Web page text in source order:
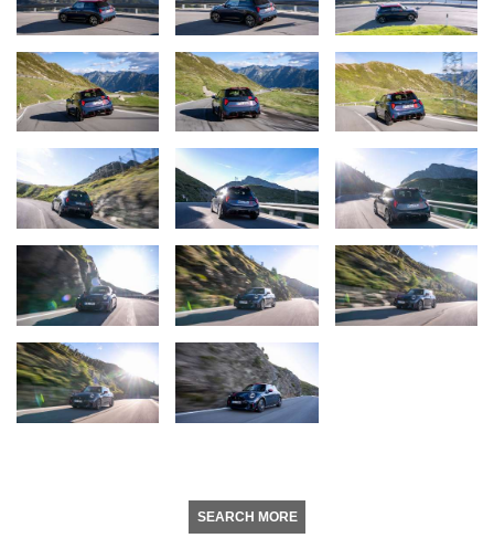
SEARCH MORE